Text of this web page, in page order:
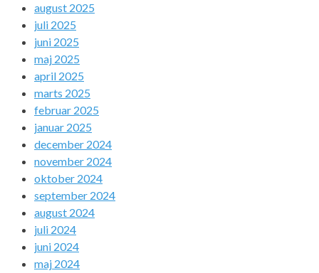
august 2025
juli 2025
juni 2025
maj 2025
april 2025
marts 2025
februar 2025
januar 2025
december 2024
november 2024
oktober 2024
september 2024
august 2024
juli 2024
juni 2024
maj 2024